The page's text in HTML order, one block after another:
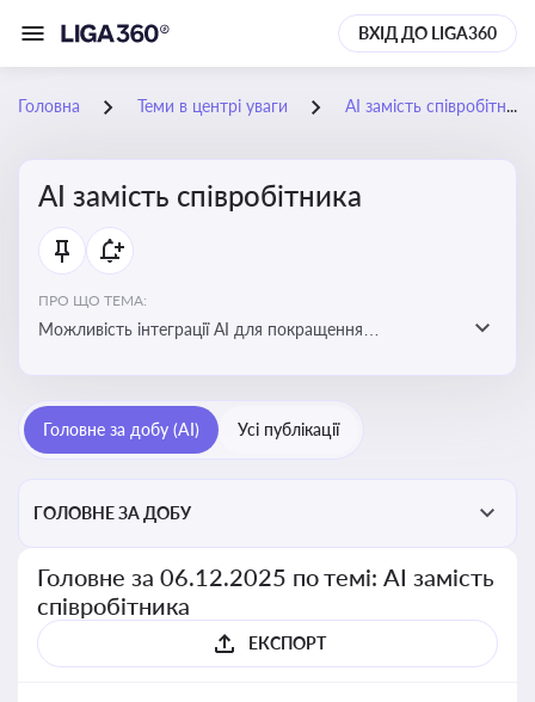
ВХІД ДО LIGA360
Головна Теми в центрі уваги АІ замість співробітника
АІ замість співробітника
ПРО ЩО ТЕМА:
Можливість інтеграції АІ для покращення
Головне за добу (AI) Усі публікації
ГОЛОВНЕ ЗА ДОБУ
Головне за 06.12.2025 по темі: АІ замість
співробітника
ЕКСПОРТ